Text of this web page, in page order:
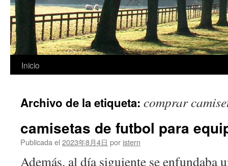
Saltar
contenido
Inicio
Archivo de la etiqueta: comprar
camisetas de futbol para
Publicada el 2023年8月4日 por istern
Además, al día siguiente se enfundaba